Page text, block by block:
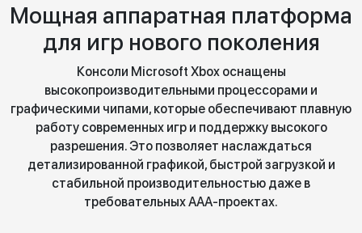
Мощная аппаратная платформа
для игр нового поколения
Консоли Microsoft Xbox оснащены
высокопроизводительными процессорами и
графическими чипами, которые обеспечивают плавную
работу современных игр и поддержку высокого
разрешения. Это позволяет наслаждаться
детализированной графикой, быстрой загрузкой и
стабильной производительностью даже в
требовательных AAA-проектах.